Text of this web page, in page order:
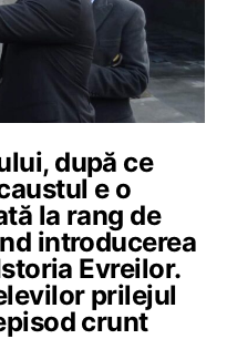
după ce
e o
la rang de
introducerea
Evreilor.
prilejul
crunt